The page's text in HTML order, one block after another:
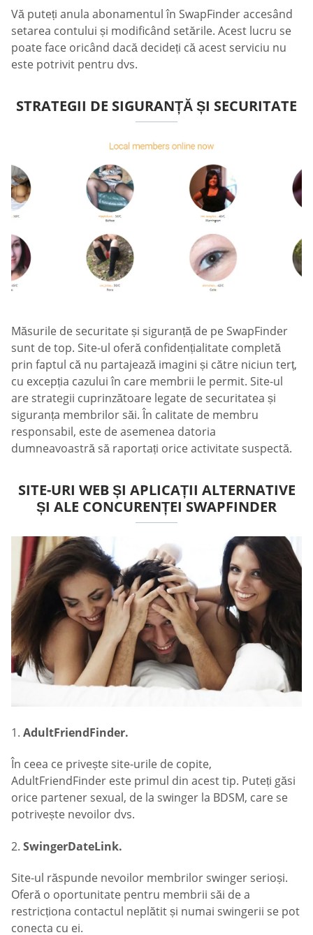
Vă puteți anula abonamentul în SwapFinder accesând
setarea contului și modificând setările. Acest lucru se
poate face oricând dacă decideți că acest serviciu nu
este potrivit pentru dvs.
STRATEGII DE SIGURANȚĂ ȘI SECURITATE
Măsurile de securitate și siguranță de pe SwapFinder
sunt de top. Site-ul oferă confidențialitate completă
prin faptul că nu partajează imagini și către niciun terț,
cu excepția cazului în care membrii le permit. Site-ul
are strategii cuprinzătoare legate de securitatea și
siguranța membrilor săi. În calitate de membru
responsabil, este de asemenea datoria
dumneavoastră să raportați orice activitate suspectă.
SITE-URI WEB ȘI APLICAȚII ALTERNATIVE
ȘI ALE CONCURENȚEI SWAPFINDER
1. AdultFriendFinder.
În ceea ce privește site-urile de copite,
AdultFriendFinder este primul din acest tip. Puteți găsi
orice partener sexual, de la swinger la BDSM, care se
potrivește nevoilor dvs.
2. SwingerDateLink.
Site-ul răspunde nevoilor membrilor swinger serioși.
Oferă o oportunitate pentru membrii săi de a
restricționa contactul neplătit și numai swingerii se pot
conecta cu ei.